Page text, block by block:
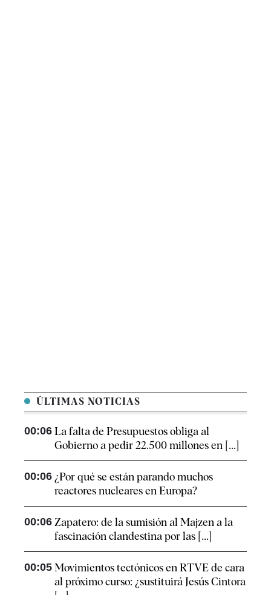
ÚLTIMAS NOTICIAS
00:06 La falta de Presupuestos obliga al
Gobierno a pedir 22.500 millones en [...]
00:06 ¿Por qué se están parando muchos
reactores nucleares en Europa?
00:06 Zapatero: de la sumisión al Majzen a la
fascinación clandestina por las [...]
00:05 Movimientos tectónicos en RTVE de cara
al próximo curso: ¿sustituirá Jesús Cintora